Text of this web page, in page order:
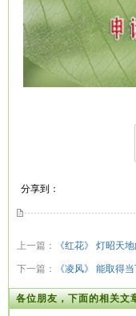
分享到：
上一篇： 《红花》 灯昭天
下一篇： 《凌风》 能取得
各位朋友，下面的相关文